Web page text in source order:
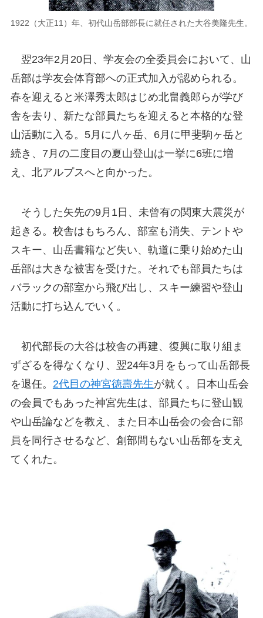
1922（大正11）年、初代山岳部部長に就任された大谷美隆先生。
翌23年2月20日、学友会の全委員会において、山
岳部は学友会体育部への正式加入が認められる。
春を迎えると米澤秀太郎はじめ北畠義郎らが学び
舎を去り、新たな部員たちを迎えると本格的な登
山活動に入る。5月に八ヶ岳、6月に甲斐駒ヶ岳と
続き、7月の二度目の夏山登山は一挙に6班に増
え、北アルプスへと向かった。
そうした矢先の9月1日、未曾有の関東大震災が
起きる。校舎はもちろん、部室も消失、テントや
スキー、山岳書籍など失い、軌道に乗り始めた山
岳部は大きな被害を受けた。それでも部員たちは
バラックの部室から飛び出し、スキー練習や登山
活動に打ち込んでいく。
初代部長の大谷は校舎の再建、復興に取り組ま
ずざるを得なくなり、翌24年3月をもって山岳部長
を退任。 2代目の神宮徳壽先生が就く。日本山岳会
の会員でもあった神宮先生は、部員たちに登山観
や山岳論などを教え、また日本山岳会の会合に部
員を同行させるなど、創部間もない山岳部を支え
てくれた。